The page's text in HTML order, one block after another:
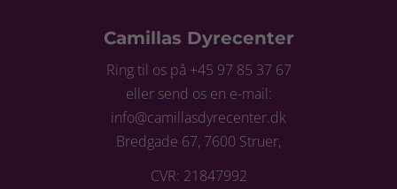
Camillas Dyrecenter
Ring til os på +45 97 85 37 67
eller send os en e-mail:
info@camillasdyrecenter.dk
Bredgade 67, 7600 Struer,
CVR: 21847992